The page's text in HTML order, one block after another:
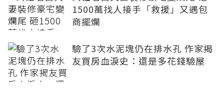
1500萬找人接手「救援」又遇包
商擺爛
驗了3次水泥塊仍在排水孔 作家揭
友買房血淚史：還是多花錢驗屋